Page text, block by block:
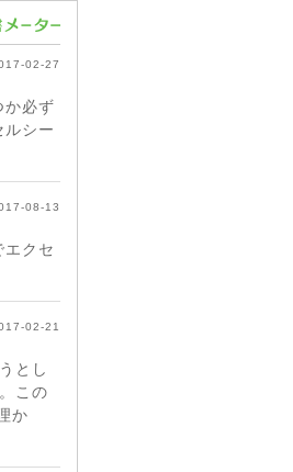
02-27
か必ず
シー
08-13
クセ
02-21
とし
この
か